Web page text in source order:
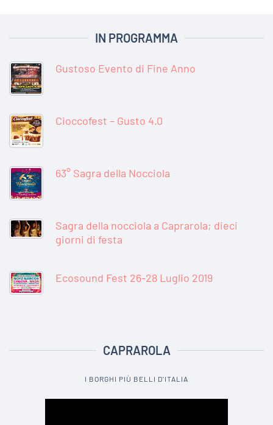
IN PROGRAMMA
Gustoso Evento di Fine Anno
Cioccofest – Gusto 4.0
63° Sagra della Nocciola
Sagra della nocciola a Caprarola; dieci
giorni di festa
Ecosound Fest 26-28 Luglio 2019
CAPRAROLA
I BORGHI PIÙ BELLI D'ITALIA